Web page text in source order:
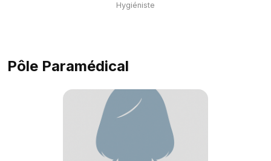
Hygiéniste
Pôle Paramédical